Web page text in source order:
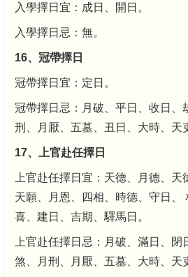
入學擇日宜：成日、開日。
入學擇日忌：無。
16、冠帶擇日
冠帶擇日宜：定日。
冠帶擇日忌：月破、平日、收日、
刑、月厭、五墓、丑日、大時、天
17、上官赴任擇日
上官赴任擇日宜：天德、月德、天
天願、月恩、四相、時德、守日、
喜、建日、吉期、驛馬日。
上官赴任擇日忌：月破、滿日、閉
煞、月刑、月厭、五墓、大時、天